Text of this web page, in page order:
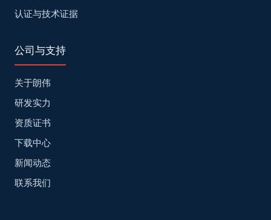
认证与技术证据
公司与支持
关于朗伟
研发实力
资质证书
下载中心
新闻动态
联系我们